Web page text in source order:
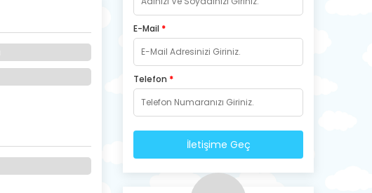
E-Mail *
Telefon *
İletişime Geç